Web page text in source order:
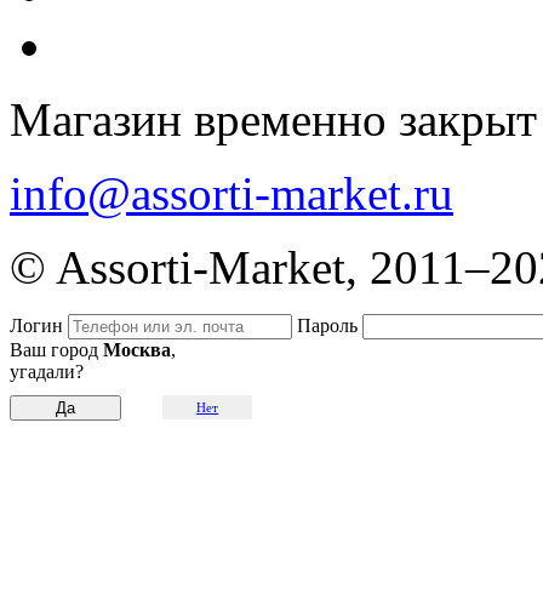
Магазин временно закрыт
info@assorti-market.ru
© Assorti-Market,
Логин
Пароль
Ваш город Москва,
угадали?
Нет